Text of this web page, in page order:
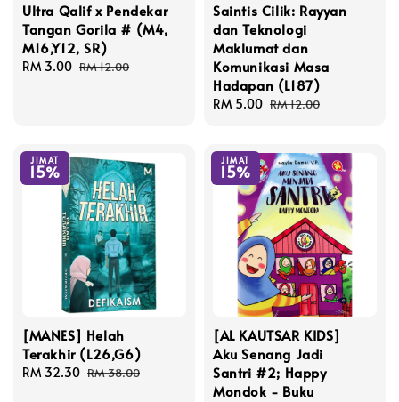
Ultra Qalif x Pendekar
Tangan Gorila # (M4,
M16,Y12, SR)
Sale
RM 3.00 Regular
RM 12.00
Saintis Cilik: Rayyan
dan Teknologi
Maklumat dan
Komunikasi Masa
Hadapan (L187)
Sale
RM 5.00 Regular
RM 12.00
JIMAT
15%
[MANES] Helah
Terakhir (L26,G6)
Sale
RM 32.30 Regular
RM 38.00
JIMAT
15%
[AL KAUTSAR KIDS]
Aku Senang Jadi
Santri #2; Happy
Mondok - Buku